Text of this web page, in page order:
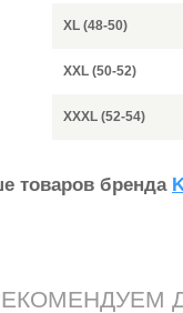
XL (48-50)
XXL (50-52)
XXXL (52-54)
товаров бренда